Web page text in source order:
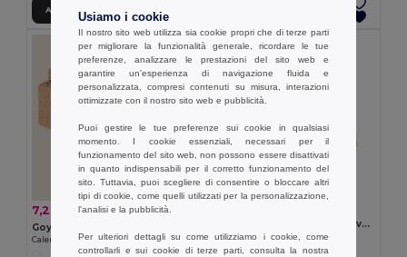
Aggiungi al carrello
7,20 € 7,68 € -6%
Goya 52573
Calendario in Sughero Naturale con 4 Cubi YALE
CALENDOO Calendario da tavolo con memopad
GiftRetail MO2756
Usiamo i cookie
Il nostro sito web utilizza sia cookie propri che di terze parti
per migliorare la funzionalità generale, ricordare le tue
preferenze, analizzare le prestazioni del sito web e
garantire un'esperienza di navigazione fluida e
personalizzata, compresi contenuti su misura, interazioni
ottimizzate con il nostro sito web e pubblicità.
Puoi gestire le tue preferenze sui cookie in qualsiasi
momento. I cookie essenziali, necessari per il
funzionamento del sito web, non possono essere disattivati
in quanto indispensabili per il corretto funzionamento del
sito. Tuttavia, puoi scegliere di consentire o bloccare altri
tipi di cookie, come quelli utilizzati per la personalizzazione,
l'analisi e la pubblicità.
Per ulteriori dettagli su come utilizziamo i cookie, come
controllarli e sui cookie di terze parti, consulta la nostra